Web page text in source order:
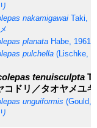
nakamigawai Taki,
planata Habe, 1961
pulchella (Lischke,
tenuisculpta
コドリ／タオヤメユ
unguiformis (Gould,